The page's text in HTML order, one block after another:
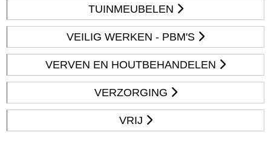
TUINMEUBELEN
VEILIG WERKEN - PBM'S
VERVEN EN HOUTBEHANDELEN
VERZORGING
VRIJ